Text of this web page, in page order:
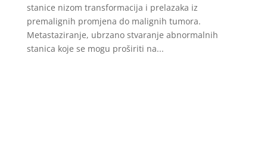
stanice nizom transformacija i prelazaka iz
premalignih promjena do malignih tumora.
Metastaziranje, ubrzano stvaranje abnormalnih
stanica koje se mogu proširiti na...